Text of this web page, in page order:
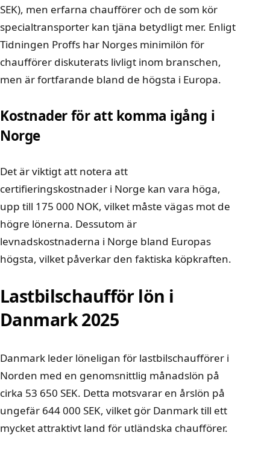
SEK), men erfarna chaufförer och de som kör
specialtransporter kan tjäna betydligt mer. Enligt
Tidningen Proffs har Norges minimilön för
chaufförer diskuterats livligt inom branschen,
men är fortfarande bland de högsta i Europa.
Kostnader för att komma igång i
Norge
Det är viktigt att notera att
certifieringskostnader i Norge kan vara höga,
upp till 175 000 NOK, vilket måste vägas mot de
högre lönerna. Dessutom är
levnadskostnaderna i Norge bland Europas
högsta, vilket påverkar den faktiska köpkraften.
Lastbilschaufför lön i
Danmark 2025
Danmark leder löneligan för lastbilschaufförer i
Norden med en genomsnittlig månadslön på
cirka 53 650 SEK. Detta motsvarar en årslön på
ungefär 644 000 SEK, vilket gör Danmark till ett
mycket attraktivt land för utländska chaufförer.